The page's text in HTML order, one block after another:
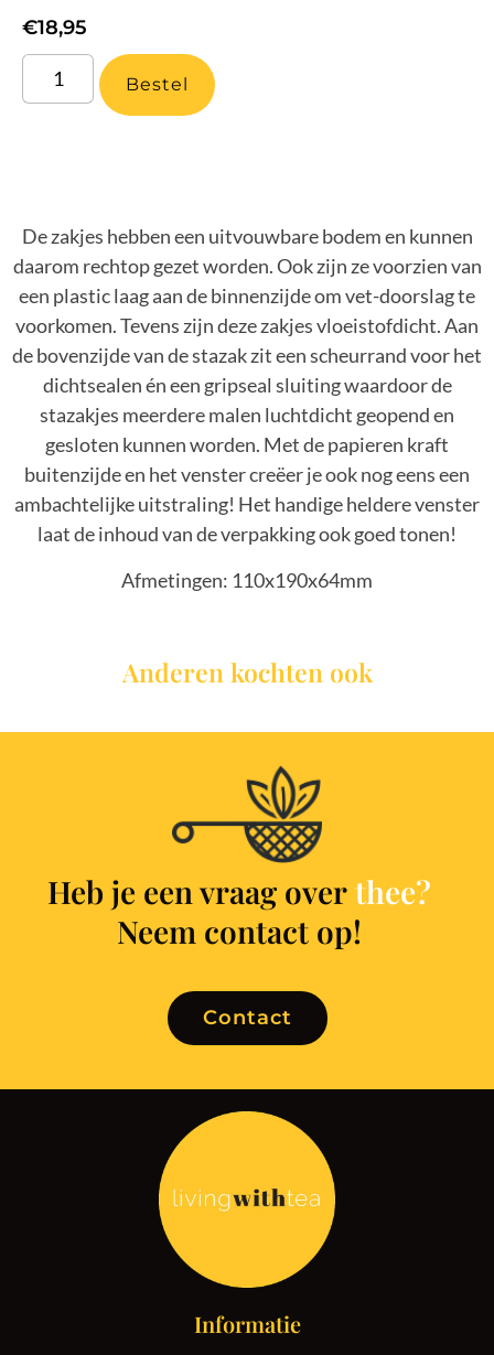
€18,95
Bestel
De zakjes hebben een uitvouwbare bodem en kunnen
daarom rechtop gezet worden. Ook zijn ze voorzien van
een plastic laag aan de binnenzijde om vet-doorslag te
voorkomen. Tevens zijn deze zakjes vloeistofdicht. Aan
de bovenzijde van de stazak zit een scheurrand voor het
dichtsealen én een gripseal sluiting waardoor de
stazakjes meerdere malen luchtdicht geopend en
gesloten kunnen worden. Met de papieren kraft
buitenzijde en het venster creëer je ook nog eens een
ambachtelijke uitstraling! Het handige heldere venster
laat de inhoud van de verpakking ook goed tonen!
Afmetingen: 110x190x64mm
Anderen kochten ook
Heb je een vraag over thee?
Neem contact op!
Contact
Informatie